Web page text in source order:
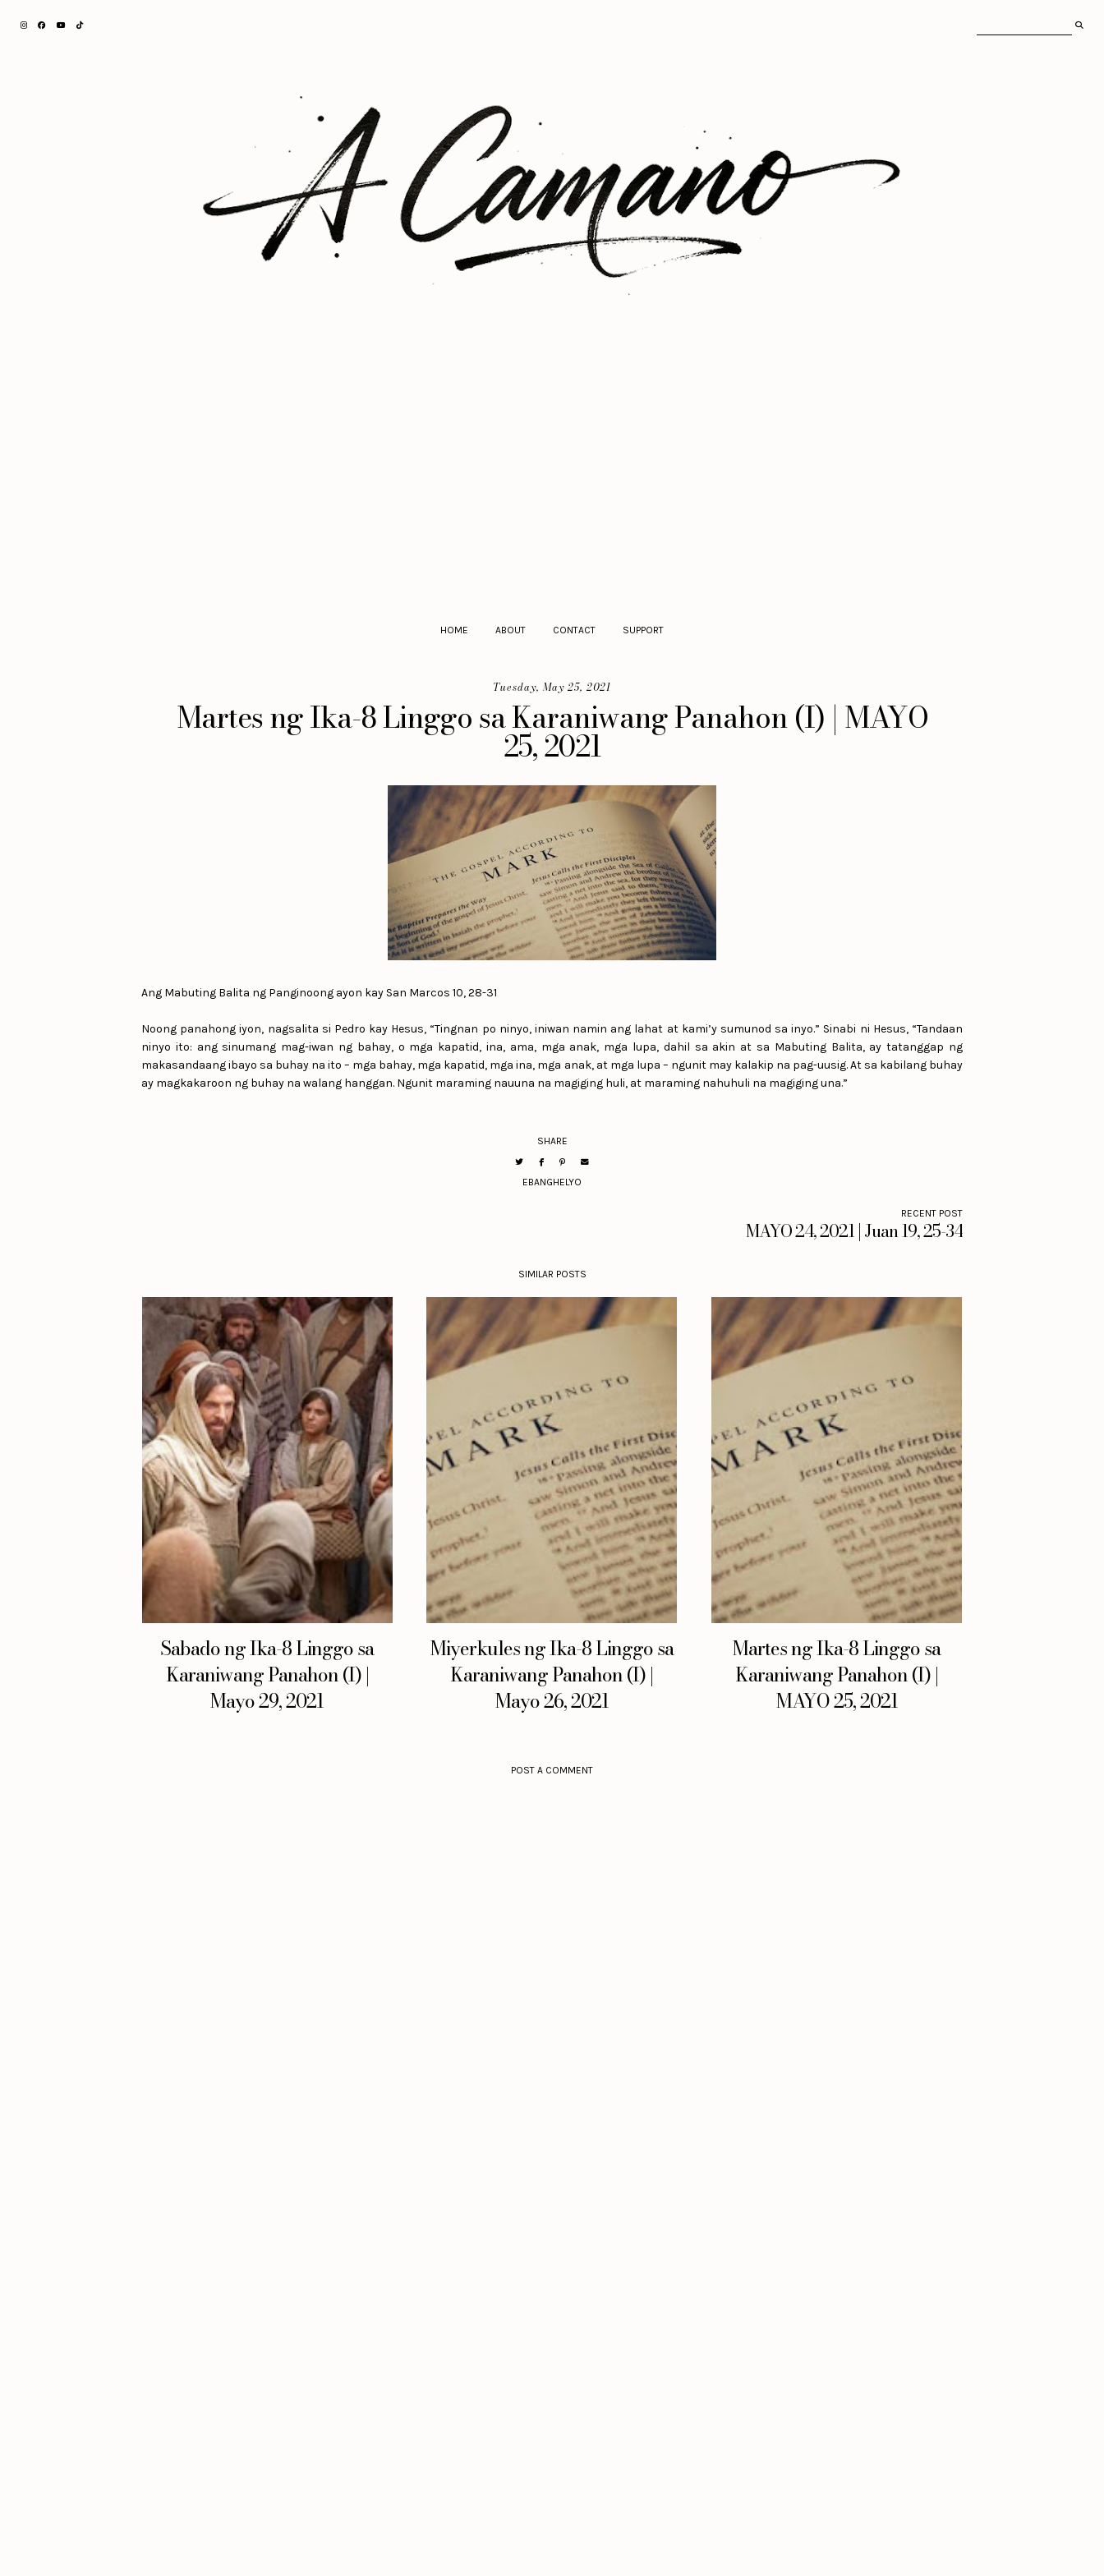
HOME ABOUT CONTACT SUPPORT
Tuesday, May 25, 2021
Martes ng Ika-8 Linggo sa Karaniwang Panahon (I) | MAYO
25, 2021
Ang Mabuting Balita ng Panginoong ayon kay San Marcos 10, 28-31
Noong panahong iyon, nagsalita si Pedro kay Hesus, “Tingnan po ninyo, iniwan namin ang lahat at kami’y sumunod sa inyo.” Sinabi ni Hesus, “Tandaan
ninyo ito: ang sinumang mag-iwan ng bahay, o mga kapatid, ina, ama, mga anak, mga lupa, dahil sa akin at sa Mabuting Balita, ay tatanggap ng
makasandaang ibayo sa buhay na ito – mga bahay, mga kapatid, mga ina, mga anak, at mga lupa – ngunit may kalakip na pag-uusig. At sa kabilang buhay
ay magkakaroon ng buhay na walang hanggan. Ngunit maraming nauuna na magiging huli, at maraming nahuhuli na magiging una.”
SHARE
EBANGHELYO
RECENT POST
MAYO 24, 2021 | Juan 19, 25-34
SIMILAR POSTS
Sabado ng Ika-8 Linggo sa
Karaniwang Panahon (I) |
Mayo 29, 2021
Miyerkules ng Ika-8 Linggo sa
Karaniwang Panahon (I) |
Mayo 26, 2021
Martes ng Ika-8 Linggo sa
Karaniwang Panahon (I) |
MAYO 25, 2021
POST A COMMENT